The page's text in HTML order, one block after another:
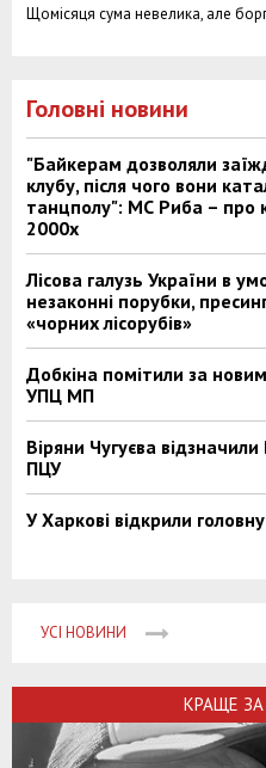
Щомісяця сума невелика, але
Головні новини
"Байкерам дозволяли
клубу, після чого вони
танцполу": МС Риба – про
2000х
Лісова галузь України в
незаконні порубки,
«чорних лісорубів»
Добкіна помітили за
УПЦ МП
Віряни Чугуєва
ПЦУ
У Харкові відкрили
УСІ НОВИНИ
КРАЩЕ